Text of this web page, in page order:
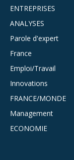
ENTREPRISES
ANALYSES
Parole d'expert
France
Emploi/Travail
Innovations
FRANCE/MONDE
Management
ECONOMIE